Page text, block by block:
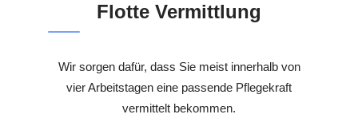
Flotte Vermittlung
Wir sorgen dafür, dass Sie meist innerhalb von
vier Arbeitstagen eine passende Pflegekraft
vermittelt bekommen.